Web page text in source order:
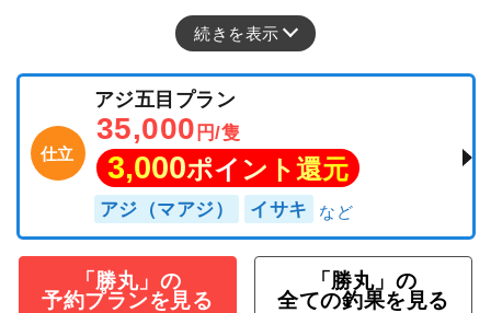
続きを表示
仕立
アジ五目プラン
35,000 円/隻
3,000ポイント還元
アジ（マアジ） イサキ
「勝丸」の
予約プランを見る
「勝丸」の
全ての釣果を見る